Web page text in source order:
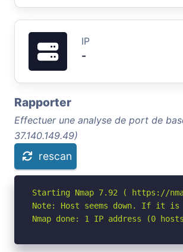
IP
-
Rapporter
Effectuer une analyse de port de
37.140.149.49)
rescan
Starting Nmap 7.92 ( https://
Note: Host seems down. If it
Nmap done: 1 IP address (0